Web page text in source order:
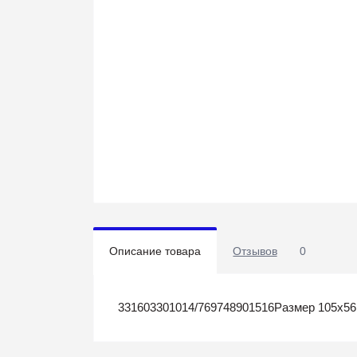
Описание товара Отзывов 0
331603301014/769748901516Размер